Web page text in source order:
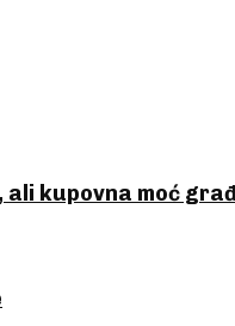
kupovna moć